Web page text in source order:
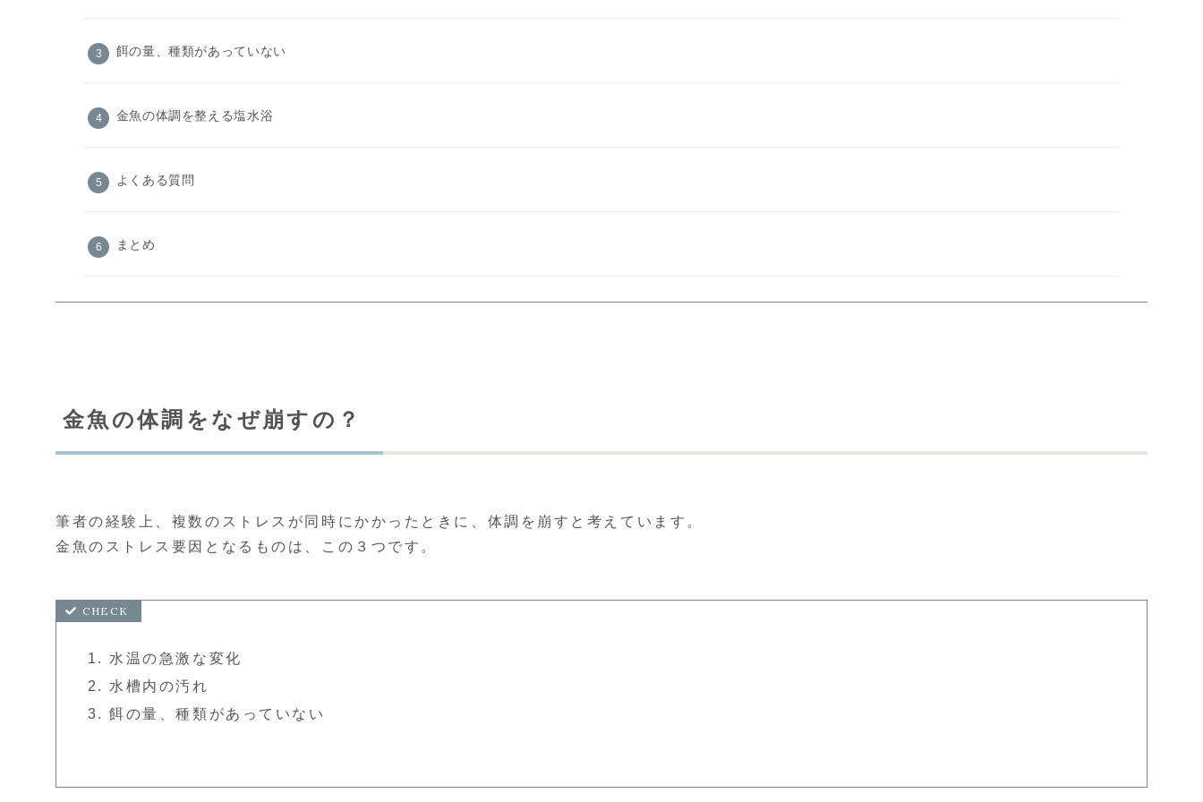
餌の量、種類があっていない
金魚の体調を整える塩水浴
よくある質問
まとめ
金魚の体調をなぜ崩すの？
筆者の経験上、複数のストレスが同時にかかったときに、体調を崩すと考えています。
金魚のストレス要因となるものは、この３つです。
水温の急激な変化
水槽内の汚れ
餌の量、種類があっていない